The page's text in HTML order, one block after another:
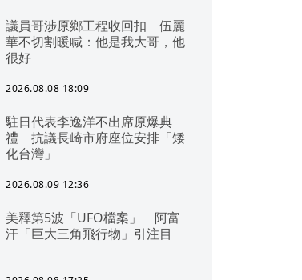
議員哥涉原鄉工程收回扣 伍麗
華不切割暖喊：他是我大哥，他
很好
2026.08.08 18:09
駐日代表李逸洋不出席原爆典
禮 抗議長崎市府座位安排「矮
化台灣」
2026.08.09 12:36
美釋第5波「UFO檔案」 阿富
汗「巨大三角飛行物」引注目